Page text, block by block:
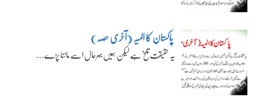
پاکستان کا المیہ (آخری حصہ)
یہ حقیقت تلخ ہے لیکن ہمیں بہرحال اسے ماننا پڑے…